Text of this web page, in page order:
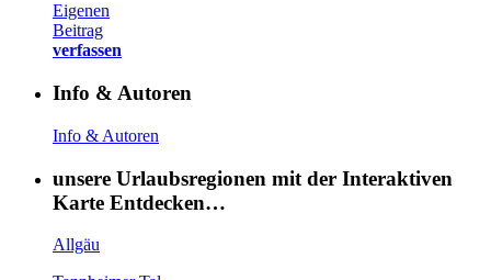
Eigenen
Beitrag
verfassen
Info & Autoren
Info & Autoren
unsere Urlaubsregionen mit der Interaktiven
Karte Entdecken…
Allgäu